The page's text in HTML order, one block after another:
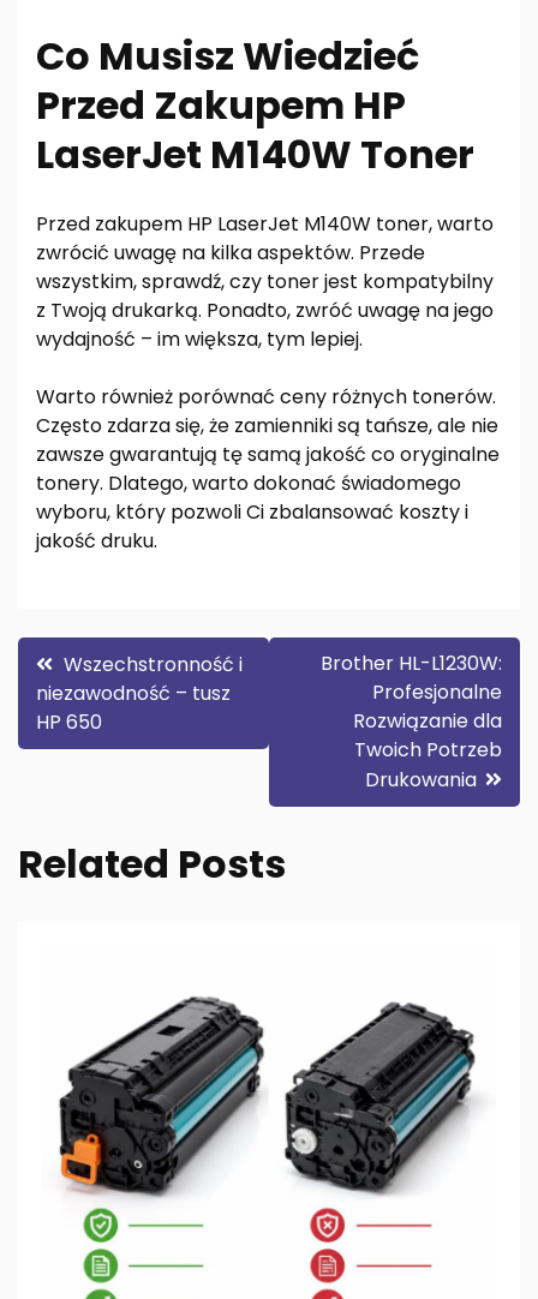
Co Musisz Wiedzieć
Przed Zakupem HP
LaserJet M140W Toner
Przed zakupem HP LaserJet M140W toner, warto
zwrócić uwagę na kilka aspektów. Przede
wszystkim, sprawdź, czy toner jest kompatybilny
z Twoją drukarką. Ponadto, zwróć uwagę na jego
wydajność – im większa, tym lepiej.
Warto również porównać ceny różnych tonerów.
Często zdarza się, że zamienniki są tańsze, ale nie
zawsze gwarantują tę samą jakość co oryginalne
tonery. Dlatego, warto dokonać świadomego
wyboru, który pozwoli Ci zbalansować koszty i
jakość druku.
Nawigacja
wpisu
Wszechstronność i
niezawodność – tusz
HP 650
Brother HL-L1230W:
Profesjonalne
Rozwiązanie dla
Twoich Potrzeb
Drukowania
Related Posts